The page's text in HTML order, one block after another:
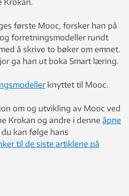
første Mooc, forsker han på
forretningsmodeller rundt
å skrive to bøker om emnet.
ga han ut boka Smart læring.
knyttet til Mooc.
om og utvikling av Mooc ved
Krokan og andre i denne åpne
du kan følge hans
til de siste artiklene på